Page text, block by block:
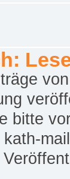
bitte